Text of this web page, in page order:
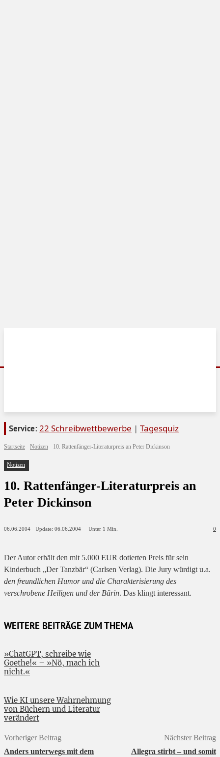
Service:22 Schreibwettbewerbe | Tagesquiz
Startseite Notizen 10. Rattenfänger-Literaturpreis an Peter Dickinson
Notizen
10. Rattenfänger-Literaturpreis an
Peter Dickinson
06.06.2004 Update: 06.06.2004 Unter 1 Min. 0
Der Autor erhält den mit 5.000 EUR dotierten Preis für sein
Kinderbuch „Der Tanzbär“ (Carlsen Verlag). Die Jury würdigt u.a.
den freundlichen Humor und die Charakterisierung des
verschrobene Heiligen und der Bärin. Das klingt interessant.
WEITERE BEITRÄGE ZUM THEMA
»ChatGPT, schreibe wie
Goethe!« – »Nö, mach ich
nicht.«
Wie KI unsere Wahrnehmung
von Büchern und Literatur
verändert
Vorheriger Beitrag
Anders unterwegs mit dem
Nächster Beitrag
Allegra stirbt – und somit